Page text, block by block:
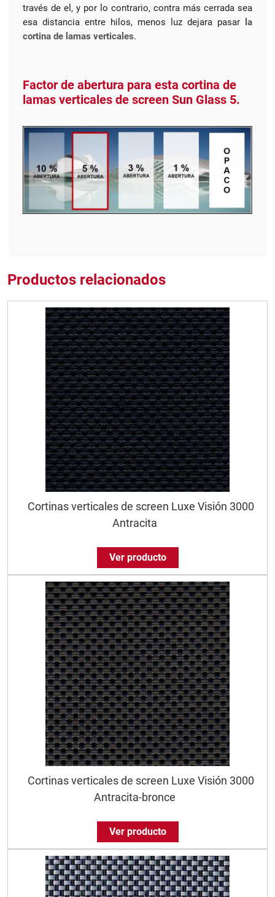
través de el, y por lo contrario, contra más cerrada sea
esa distancia entre hilos, menos luz dejara pasar
la
cortina de lamas verticales.
Factor de abertura para esta cortina de
lamas verticales de screen Sun Glass 5.
Productos relacionados
Cortinas verticales de screen Luxe Visión 3000
Antracita
Ver producto
Cortinas verticales de screen Luxe Visión 3000
Antracita-bronce
Ver producto